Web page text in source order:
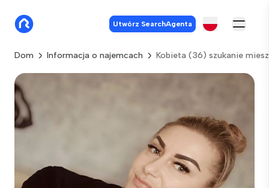
Utwórz SearchAgenta
Dom Informacja o najemcach Kobieta (36) szukanie